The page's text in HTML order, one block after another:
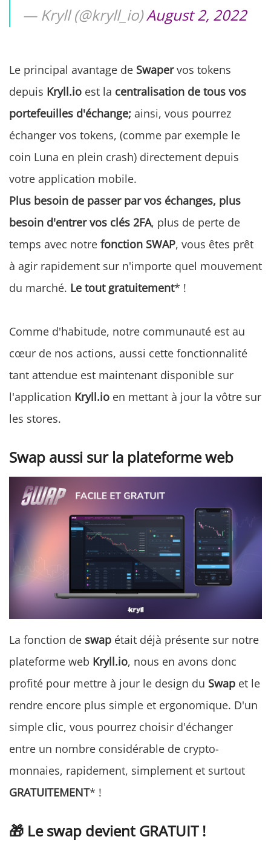
— Kryll (@kryll_io)August 2, 2022
Le principal avantage de Swapervos tokens
depuis Kryll.io est la centralisation de tous vos
portefeuilles d'échange; ainsi, vous pourrez
échanger vos tokens, (comme par exemple le
coin Luna en plein crash) directement depuis
votre application mobile.
Plus besoin de passer par vos échanges, plus
besoin d'entrer vos clés 2FA, plus de perte de
temps avec notre fonction SWAP, vous êtes prêt
à agir rapidement sur n'importe quel mouvement
du marché. Le tout gratuitement* !
Comme d'habitude, notre communauté est au
cœur de nos actions, aussi cette fonctionnalité
tant attendue est maintenant disponible sur
l'application Kryll.io en mettant à jour la vôtre sur
les stores.
Swap aussi sur la plateforme web
La fonction de swap était déjà présente sur notre
plateforme web Kryll.io, nous en avons donc
profité pour mettre à jour le design du Swap et le
rendre encore plus simple et ergonomique. D'un
simple clic, vous pourrez choisir d'échanger
entre un nombre considérable de crypto-
monnaies, rapidement, simplement et surtout
GRATUITEMENT* !
🎁 Le swap devient GRATUIT !